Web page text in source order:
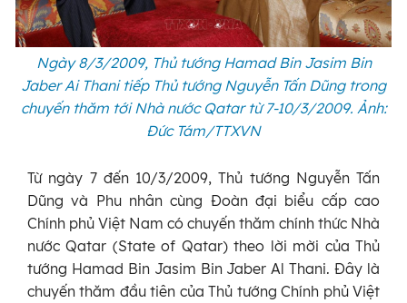
Ngày 8/3/2009, Thủ tướng Hamad Bin Jasim Bin
Jaber Ai Thani tiếp Thủ tướng Nguyễn Tấn Dũng trong
chuyến thăm tới Nhà nước Qatar từ 7-10/3/2009. Ảnh:
Đức Tám/TTXVN
Từ ngày 7 đến 10/3/2009, Thủ tướng Nguyễn Tấn
Dũng và Phu nhân cùng Đoàn đại biểu cấp cao
Chính phủ Việt Nam có chuyến thăm chính thức Nhà
nước Qatar (State of Qatar) theo lời mời của Thủ
tướng Hamad Bin Jasim Bin Jaber Al Thani. Đây là
chuyến thăm đầu tiên của Thủ tướng Chính phủ Việt